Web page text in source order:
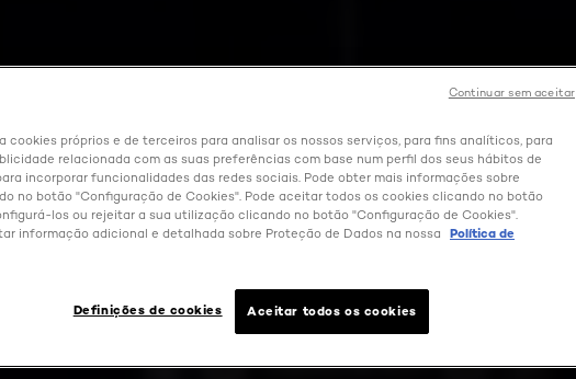
cookies próprios e de terceiros para analisar os nossos serviços, para fins analíticos, para
relacionada com as suas preferências com base num perfil dos seus hábitos de
incorporar funcionalidades das redes sociais. Pode obter mais informações sobre
no botão "Configuração de Cookies". Pode aceitar todos os cookies clicando no botão
los ou rejeitar a sua utilização clicando no botão "Configuração de Cookies".
informação adicional e detalhada sobre Proteção de Dados na nossa
Política de
Definições de cookies Aceitar todos os cookies
Continuar sem aceitar